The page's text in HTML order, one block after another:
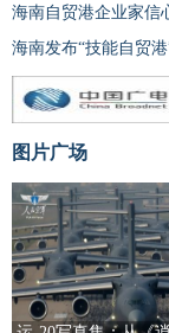
海南自贸港企业家信
海南发布“技能自贸
图片广场